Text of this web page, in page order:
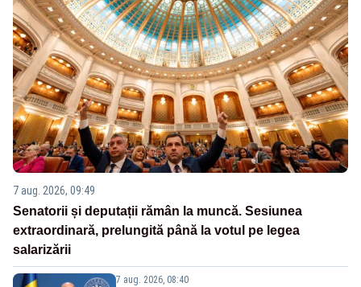
7 aug. 2026, 09:49
Senatorii și deputații rămân la muncă. Sesiunea
extraordinară, prelungită până la votul pe legea
salarizării
7 aug. 2026, 08:40